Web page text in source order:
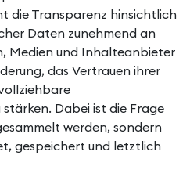
die Transparenz hinsichtlich
Daten zunehmend an
Medien und Inhalteanbieter
das Vertrauen ihrer
Dabei ist die Frage
werden, sondern
gespeichert und letztlich